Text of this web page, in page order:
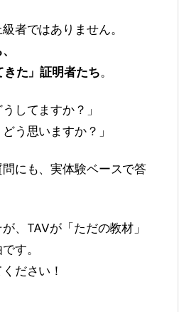
者ではありません。
た」証明者たち。
してますか？」
う思いますか？」
にも、実体験ベースで答
、TAVが「ただの教材」
す。
ださい！